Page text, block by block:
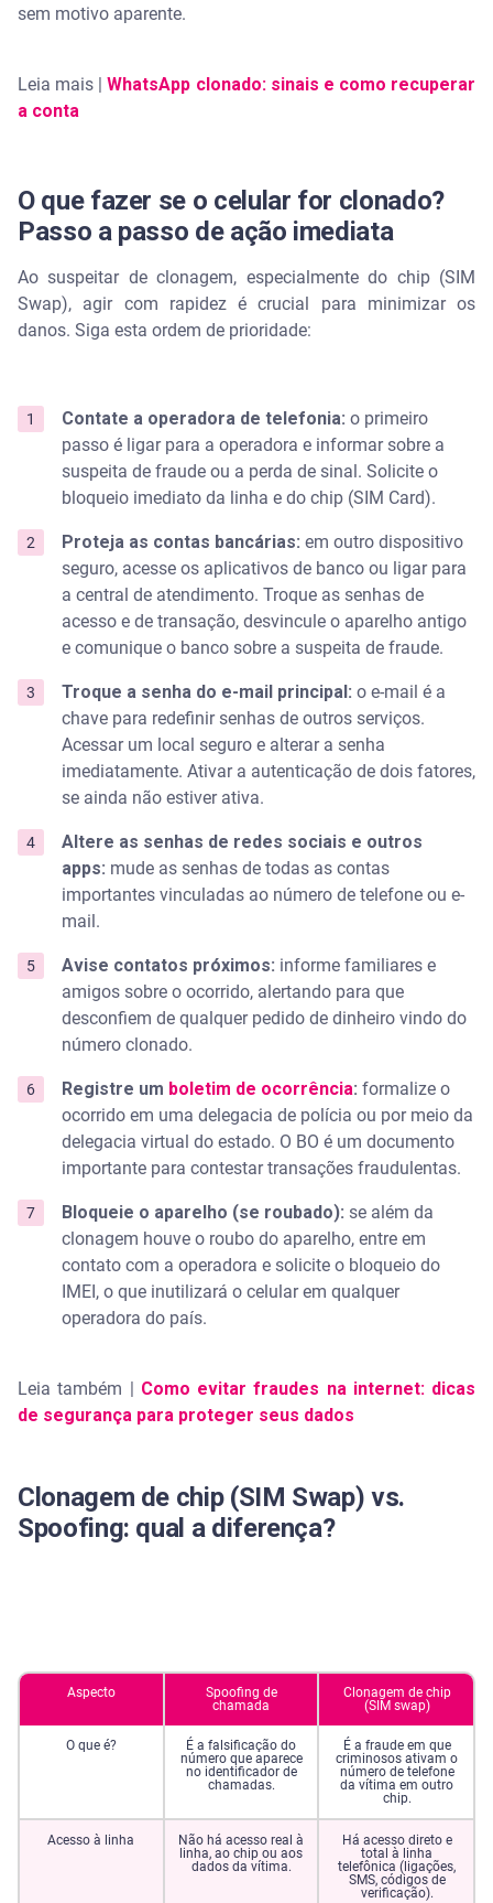
sem motivo aparente.
Leia mais |WhatsApp clonado: sinais e como recuperar
a conta
O que fazer se o celular for clonado?
Passo a passo de ação imediata
Ao suspeitar de clonagem, especialmente do chip (SIM
Swap), agir com rapidez é crucial para minimizar os
danos. Siga esta ordem de prioridade:
Contate a operadora de telefonia: o primeiro
passo é ligar para a operadora e informar sobre a
suspeita de fraude ou a perda de sinal. Solicite o
bloqueio imediato da linha e do chip (SIM Card).
Proteja as contas bancárias: em outro dispositivo
seguro, acesse os aplicativos de banco ou ligar para
a central de atendimento. Troque as senhas de
acesso e de transação, desvincule o aparelho antigo
e comunique o banco sobre a suspeita de fraude.
Troque a senha do e-mail principal: o e-mail é a
chave para redefinir senhas de outros serviços.
Acessar um local seguro e alterar a senha
imediatamente. Ativar a autenticação de dois fatores,
se ainda não estiver ativa.
Altere as senhas de redes sociais e outros
apps: mude as senhas de todas as contas
importantes vinculadas ao número de telefone ou e-
mail.
Avise contatos próximos: informe familiares e
amigos sobre o ocorrido, alertando para que
desconfiem de qualquer pedido de dinheiro vindo do
número clonado.
Registre um boletim de ocorrência: formalize o
ocorrido em uma delegacia de polícia ou por meio da
delegacia virtual do estado. O BO é um documento
importante para contestar transações fraudulentas.
Bloqueie o aparelho (se roubado): se além da
clonagem houve o roubo do aparelho, entre em
contato com a operadora e solicite o bloqueio do
IMEI, o que inutilizará o celular em qualquer
operadora do país.
Leia também | Como evitar fraudes na internet: dicas
de segurança para proteger seus dados
Clonagem de chip (SIM Swap) vs.
Spoofing: qual a diferença?
Aspecto
Spoofing de
chamada
Clonagem de chip
(SIM swap)
O que é?
É a falsificação do
número que aparece
no identificador de
chamadas.
É a fraude em que
criminosos ativam o
número de telefone
da vítima em outro
chip.
Acesso à linha
Não há acesso real à
linha, ao chip ou aos
dados da vítima.
Há acesso direto e
total à linha
telefônica (ligações,
SMS, códigos de
verificação).